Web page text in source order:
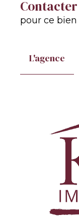
Contacter
pour ce bien
L'agence